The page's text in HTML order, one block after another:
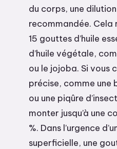
du corps, une
recommandée. Cela
15 gouttes d’huile
d’huile végétale,
ou le jojoba. Si vous
précise, comme une
ou une piqûre
monter jusqu’à une
%. Dans l’urgence
superficielle, une